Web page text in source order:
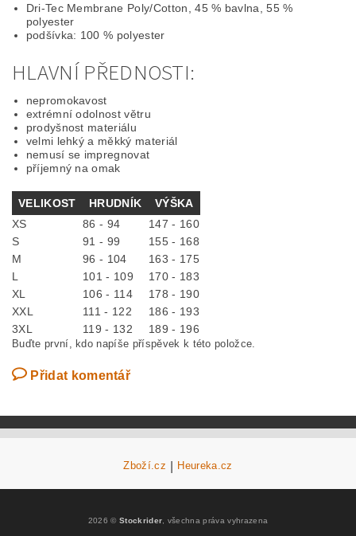
Dri-Tec Membrane Poly/Cotton, 45 % bavlna, 55 %
polyester
podšívka: 100 % polyester
HLAVNÍ PŘEDNOSTI:
nepromokavost
extrémní odolnost větru
prodyšnost materiálu
velmi lehký a měkký materiál
nemusí se impregnovat
příjemný na omak
VELIKOST HRUDNÍK
VÝŠKA
XS
86 - 94
147 - 160
S
91 - 99
155 - 168
M
96 - 104
163 - 175
L
101 - 109
170 - 183
XL
106 - 114
178 - 190
XXL
111 - 122
186 - 193
3XL
119 - 132 189 - 196
Buďte první, kdo napíše příspěvek k této položce.
Přidat komentář
Zboží.cz Heureka.cz
2026 ©Stockrider , všechna práva vyhrazena